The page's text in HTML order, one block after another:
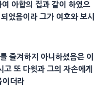
아합의 집과 같이 하였으
었음이라 그가 여호와 보시
즐겨하지 아니하셨음은 이
고 또 다윗과 그의 자손에게
이더라